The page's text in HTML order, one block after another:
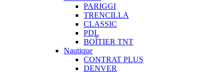
PARIGGI
TRENCILLA
CLASSIC
PDL
BOÎTIER TNT
Nautique
CONTRAT PLUS
DENVER